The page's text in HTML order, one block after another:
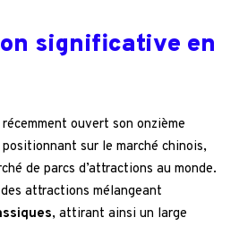
significative en
ouvert son onzième
sur le marché chinois,
de parcs d’attractions au monde.
attractions mélangeant
, attirant ainsi un large